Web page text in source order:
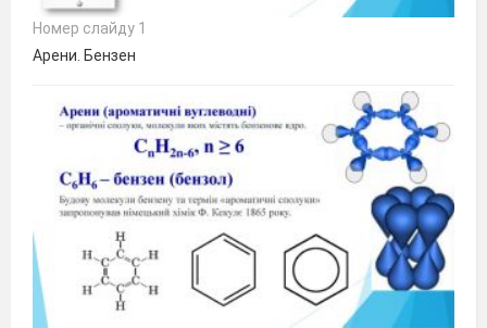
Номер слайду 1
Арени. Бензен